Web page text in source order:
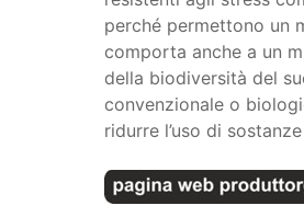
perché permettono un
comporta anche a un
della biodiversità del
convenzionale o
ridurre l’uso di